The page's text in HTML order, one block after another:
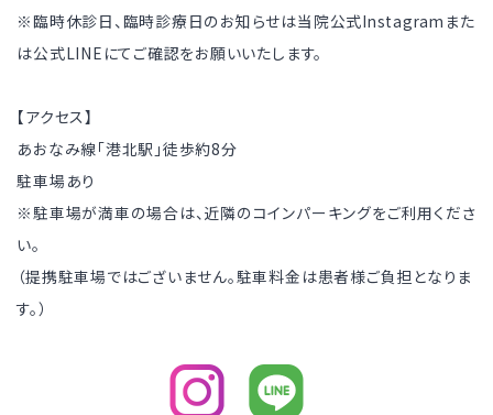
※臨時休診日、臨時診療日のお知らせは当院公式Instagramまた
は公式LINEにてご確認をお願いいたします。
【アクセス】
あおなみ線「港北駅」徒歩約8分
駐車場あり
※駐車場が満車の場合は、近隣のコインパーキングをご利用くださ
い。
（提携駐車場ではございません。駐車料金は患者様ご負担となりま
す。）